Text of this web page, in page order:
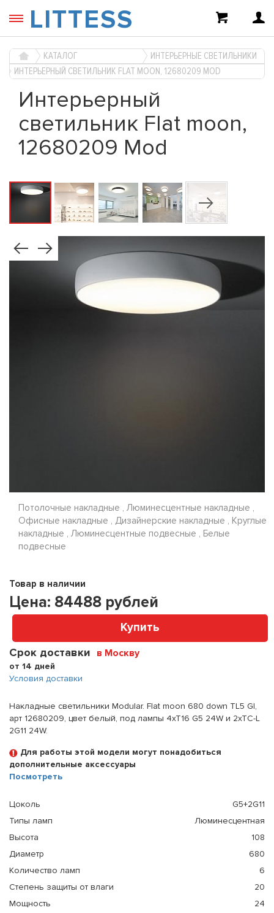
LITTESS
КАТАЛОГ
ИНТЕРЬЕРНЫЕ СВЕТИЛЬНИКИ
ИНТЕРЬЕРНЫЙ СВЕТИЛЬНИК FLAT MOON, 12680209 MOD
Интерьерный
светильник Flat moon,
12680209 Mod
Потолочные накладные , Люминесцентные накладные ,
Офисные накладные , Дизайнерские накладные , Круглые
накладные , Люминесцентные подвесные , Белые
подвесные
Товар в наличии
Цена: 84488 рублей
Купить
Срок доставки в Москву
от 14 дней
Условия доставки
Накладные светильники Modular. Flat moon 680 down TL5 GI,
арт 12680209, цвет белый, под лампы 4xT16 G5 24W и 2xTC-L
2G11 24W.
Для работы этой модели могут понадобиться
дополнительные аксессуары
Посмотреть
Цоколь
G5+2G11
Типы ламп
Люминесцентная
Высота
108
Диаметр
680
Количество ламп
6
Степень защиты от влаги
20
Мощность
24